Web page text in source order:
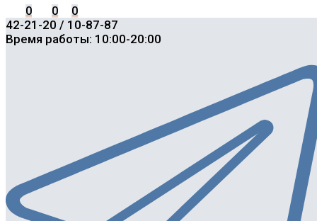
0 0 0
42-21-20 / 10-87-87
Время работы: 10:00-20:00